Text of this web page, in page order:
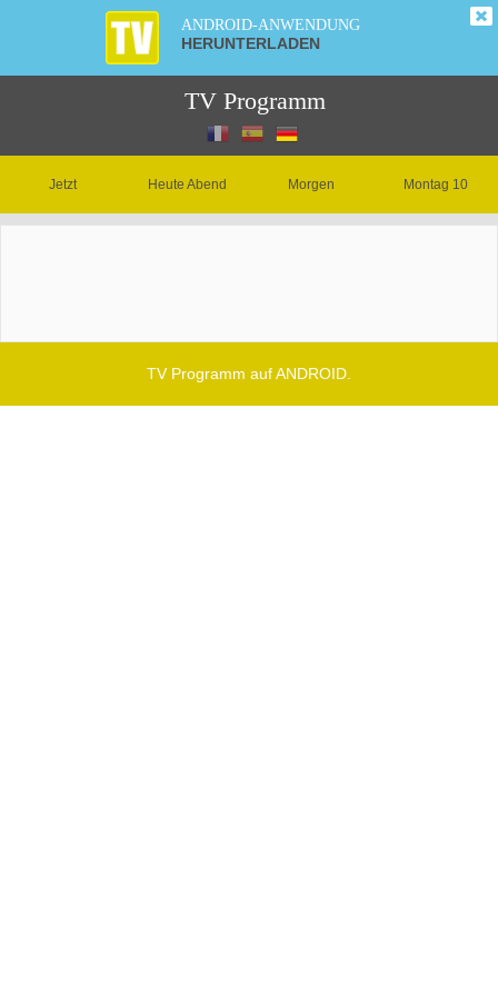
ANDROID-ANWENDUNG
HERUNTERLADEN
TV Programm
Jetzt Heute Abend Morgen Montag 10
TV Programm auf ANDROID.